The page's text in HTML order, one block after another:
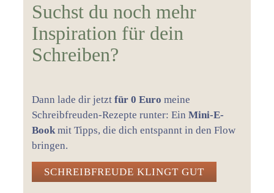
Suchst du noch mehr
Inspiration für dein
Schreiben?
Dann lade dir jetzt für 0 Euro meine
Schreibfreuden-Rezepte runter: Ein Mini-E-
Bookmit Tipps, die dich entspannt in den Flow
bringen.
SCHREIBFREUDE KLINGT GUT